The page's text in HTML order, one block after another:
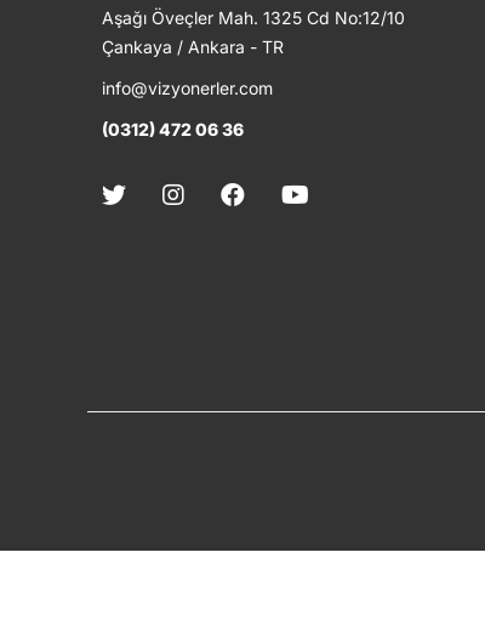
Aşağı Öveçler Mah. 1325 Cd No:12/10
Çankaya / Ankara - TR
info@vizyonerler.com
(0312) 472 06 36